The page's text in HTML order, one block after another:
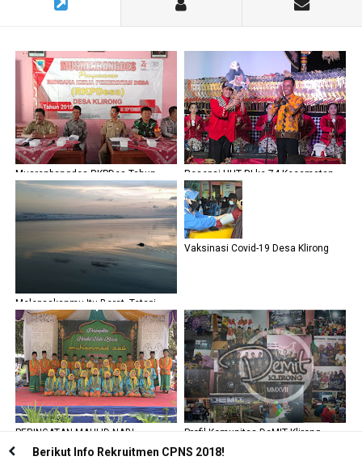
Musrenbangdes RKPDes Tahun
2020 Desa Klirong
Resepsi HUT RI ke-74 Kecamatan
Klirong, Kabupaten Kebumen Gelar
Wayang Kulit
Melepaskanmu Itu Berat, Tetapi
Disitulah Ada Harapan yang Baru
Vaksinasi Covid-19 Desa Klirong
PERINGATAN MAULID NABI
QUR'AN DI MASJID MIFTAHUL HUDA
Profil Komunitas DeMIT Klirong
Berikut Info Rekruitmen CPNS 2018!